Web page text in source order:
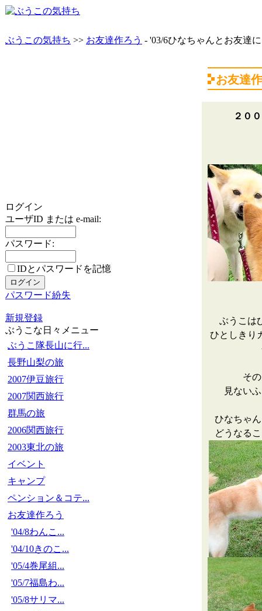
ぶうこの気持ち >> お友達作ろう - '03/6ひなちゃんとお友達
ログイン
ユーザID または e-mail:
パスワード:
IDとパスワードを記憶
パスワード紛失
新規登録
ぶうこな日々メニュー
ぶうこ隊長山に行...
長野山梨の旅
2007伊豆旅行
2007関西旅行
群馬の旅
2006関西旅行
2003東北の旅
イベント
キャンプ
ペンション＆コテ...
お友達作ろう
'04/8わんこ...
'04/10きのこ...
'05/4巻尾組...
'05/7福島わ...
'05/8サリマ...
お友達
２０
ぶうこは
ひとしきり
そ
見ない
ひなちゃ
どうなる